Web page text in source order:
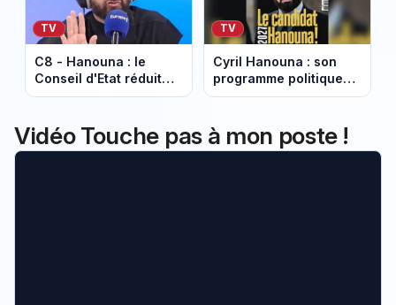
TV
C8 - Hanouna : le
Conseil d'Etat réduit
l'amende infligée par
TV
Cyril Hanouna : son
programme politique
pour la présidentielle
Vidéo Touche pas à mon poste !